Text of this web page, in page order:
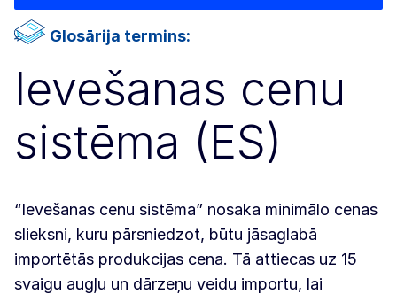
Glosārija termins:
Ievešanas cenu
sistēma (ES)
“Ievešanas cenu sistēma” nosaka minimālo cenas
slieksni, kuru pārsniedzot, būtu jāsaglabā
importētās produkcijas cena. Tā attiecas uz 15
svaigu augļu un dārzeņu veidu importu, lai